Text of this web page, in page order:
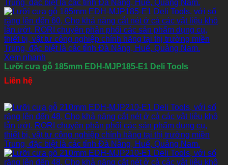
Xem nhanh
Lưỡi cưa gỗ 185mm EDH-MJP185-E1 Deli Tools
Liên hệ